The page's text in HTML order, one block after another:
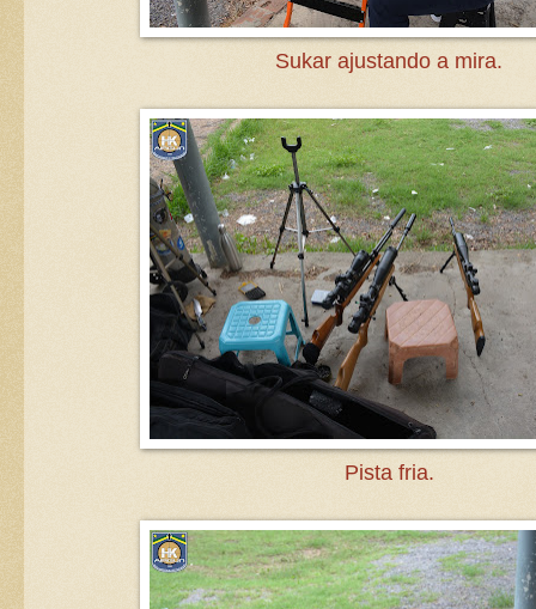
Sukar ajustando a mira.
Pista fria.